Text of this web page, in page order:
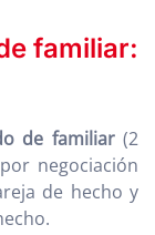
familiar:
de familiar(2
negociación
de hecho y